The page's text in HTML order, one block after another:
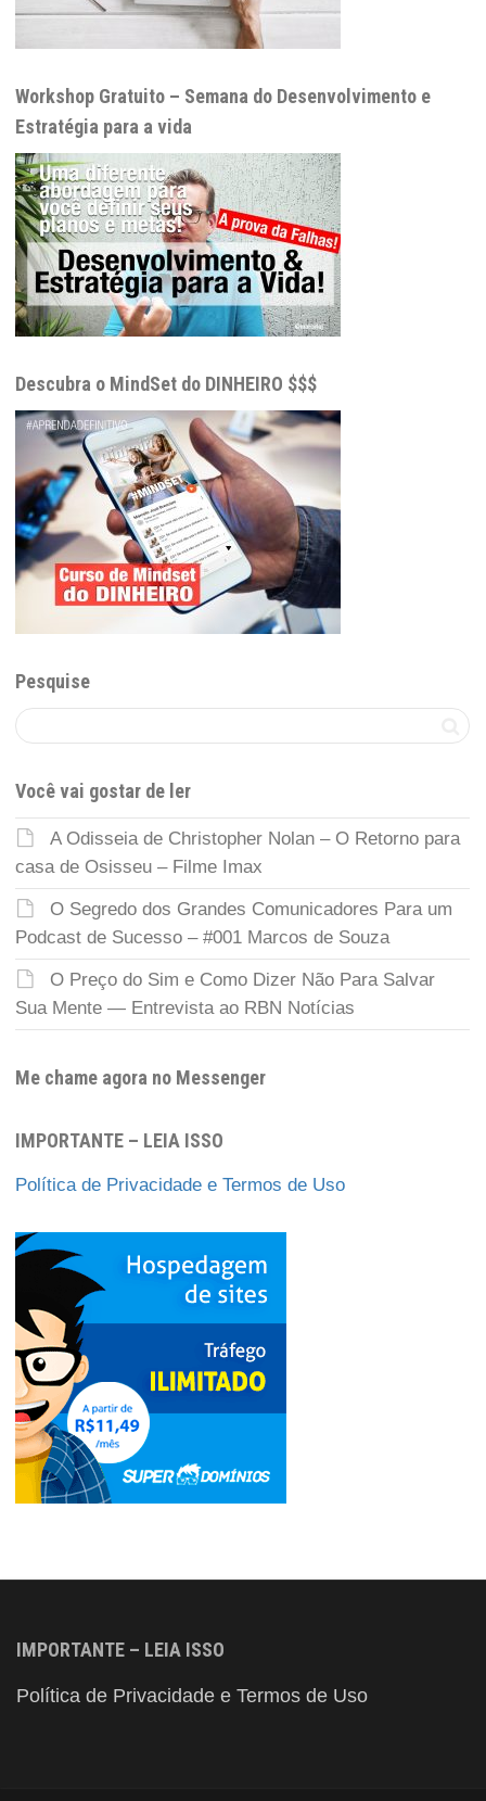
Workshop Gratuito – Semana do Desenvolvimento e
Estratégia para a vida
Descubra o MindSet do DINHEIRO $$$
Pesquise
Você vai gostar de ler
A Odisseia de Christopher Nolan – O Retorno para
casa de Osisseu – Filme Imax
O Segredo dos Grandes Comunicadores Para um
Podcast de Sucesso – #001 Marcos de Souza
O Preço do Sim e Como Dizer Não Para Salvar
Sua Mente — Entrevista ao RBN Notícias
Me chame agora no Messenger
IMPORTANTE – LEIA ISSO
Política de Privacidade e Termos de Uso
IMPORTANTE – LEIA ISSO
Política de Privacidade e Termos de Uso